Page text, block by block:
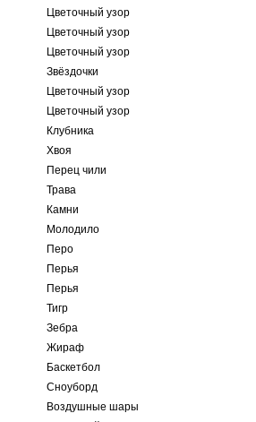
Цветочный узор
Цветочный узор
Цветочный узор
Звёздочки
Цветочный узор
Цветочный узор
Клубника
Хвоя
Перец чили
Трава
Камни
Молодило
Перо
Перья
Перья
Тигр
Зебра
Жираф
Баскетбол
Сноуборд
Воздушные шары